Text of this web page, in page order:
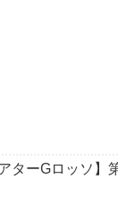
ターGロッソ】